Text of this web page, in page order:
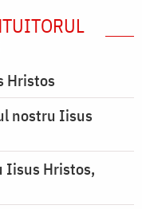
Hristos
nostru Iisus
Iisus Hristos,